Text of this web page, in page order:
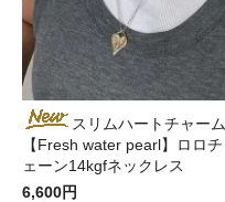
スリムハートチャーム
【Fresh water pearl】ロロチ
ェーン14kgfネックレス
6,600円